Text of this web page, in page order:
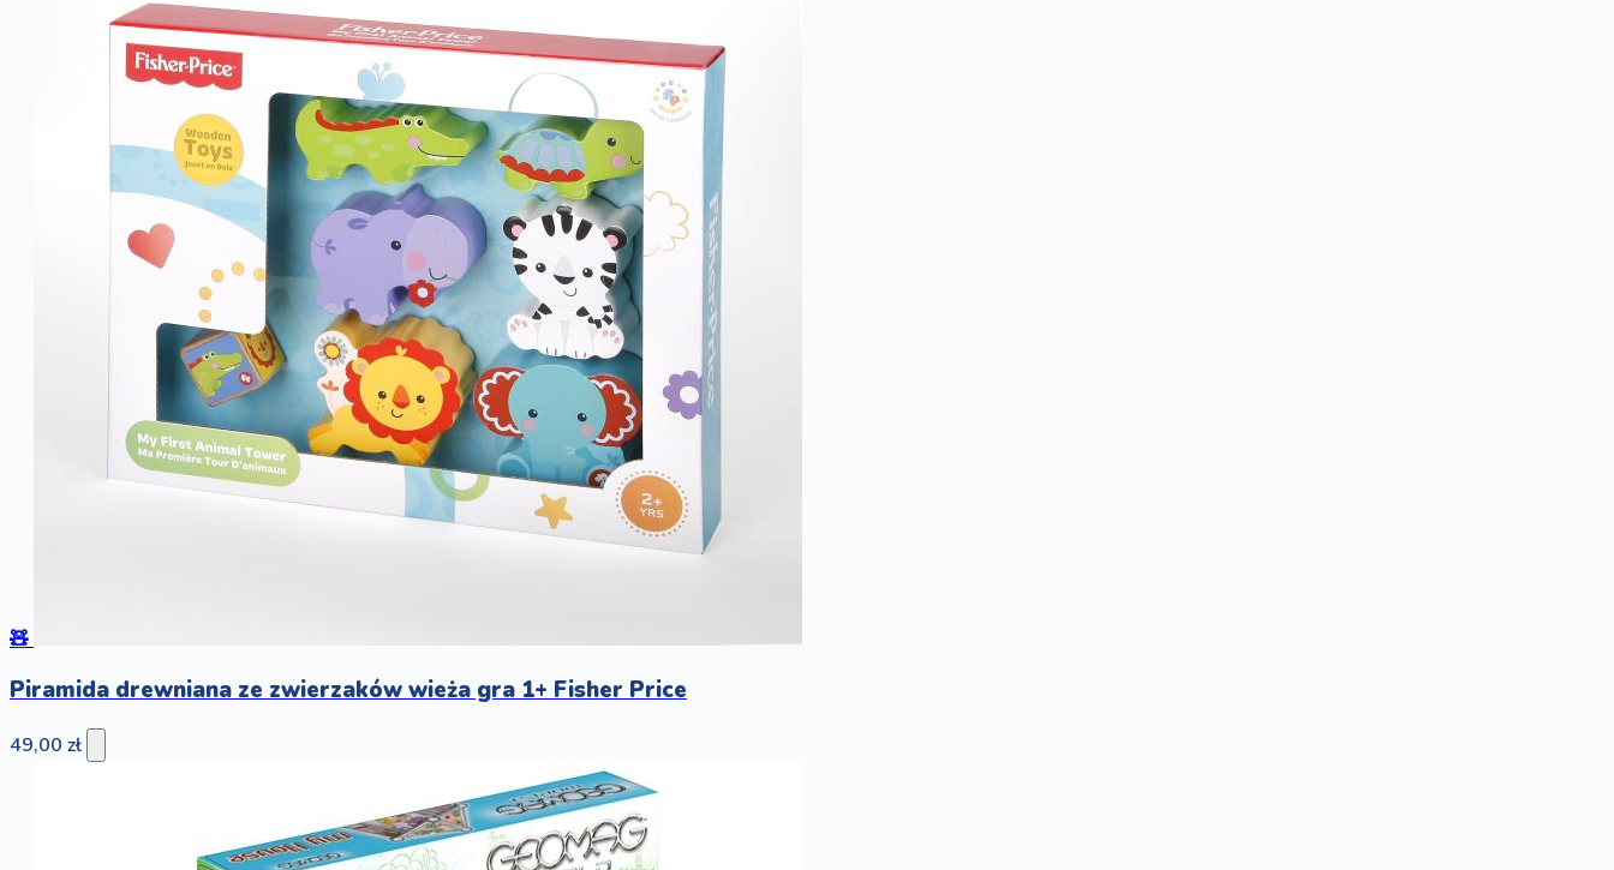
🧸
Piramida drewniana ze zwierzaków wieża gra 1+ Fisher Price
49,00 zł